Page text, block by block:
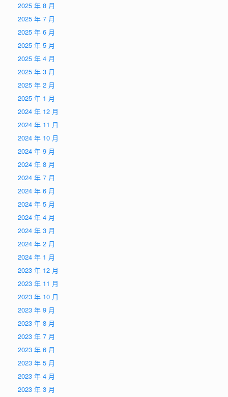
2025 年 8 月
2025 年 7 月
2025 年 6 月
2025 年 5 月
2025 年 4 月
2025 年 3 月
2025 年 2 月
2025 年 1 月
2024 年 12 月
2024 年 11 月
2024 年 10 月
2024 年 9 月
2024 年 8 月
2024 年 7 月
2024 年 6 月
2024 年 5 月
2024 年 4 月
2024 年 3 月
2024 年 2 月
2024 年 1 月
2023 年 12 月
2023 年 11 月
2023 年 10 月
2023 年 9 月
2023 年 8 月
2023 年 7 月
2023 年 6 月
2023 年 5 月
2023 年 4 月
2023 年 3 月